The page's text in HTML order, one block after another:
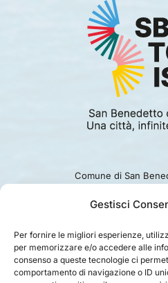
Gestisci
Per fornire le migliori esperienze,
per memorizzare e/o accedere alle
consenso a queste tecnologie ci
comportamento di navigazione o ID
Comune di San
Ufficio turismo:
PRIVACY |COOKIE |